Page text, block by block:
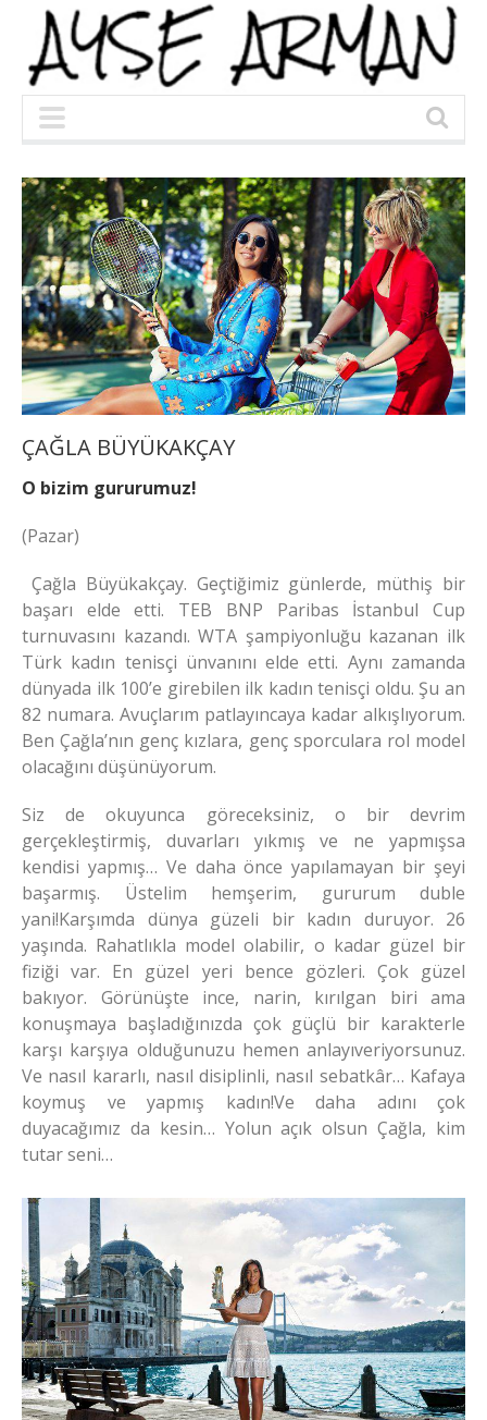
ÇAĞLA BÜYÜKAKÇAY
O bizim gururumuz!
(Pazar)
Çağla Büyükakçay. Geçtiğimiz günlerde, müthiş bir
başarı elde etti. TEB BNP Paribas İstanbul Cup
turnuvasını kazandı. WTA şampiyonluğu kazanan ilk
Türk kadın tenisçi ünvanını elde etti. Aynı zamanda
dünyada ilk 100’e girebilen ilk kadın tenisçi oldu. Şu an
82 numara. Avuçlarım patlayıncaya kadar alkışlıyorum.
Ben Çağla’nın genç kızlara, genç sporculara rol model
olacağını düşünüyorum.
Siz de okuyunca göreceksiniz, o bir devrim
gerçekleştirmiş, duvarları yıkmış ve ne yapmışsa
kendisi yapmış… Ve daha önce yapılamayan bir şeyi
başarmış. Üstelim hemşerim, gururum duble
yani!Karşımda dünya güzeli bir kadın duruyor. 26
yaşında. Rahatlıkla model olabilir, o kadar güzel bir
fiziği var. En güzel yeri bence gözleri. Çok güzel
bakıyor. Görünüşte ince, narin, kırılgan biri ama
konuşmaya başladığınızda çok güçlü bir karakterle
karşı karşıya olduğunuzu hemen anlayıveriyorsunuz.
Ve nasıl kararlı, nasıl disiplinli, nasıl sebatkâr… Kafaya
koymuş ve yapmış kadın!Ve daha adını çok
duyacağımız da kesin… Yolun açık olsun Çağla, kim
tutar seni…